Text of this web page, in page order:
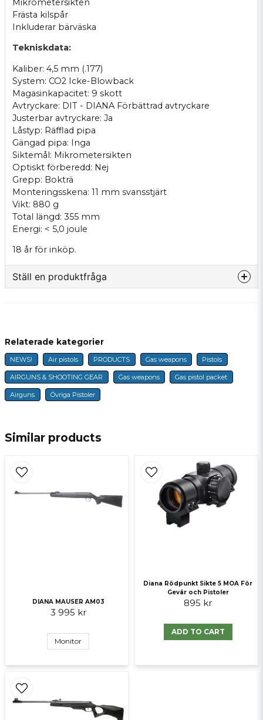
Mikrometersikten
Frästa kilspår
Inkluderar bärväska
Tekniskdata:
Kaliber: 4,5 mm (.177)
System: CO2 Icke-Blowback
Magasinkapacitet: 9 skott
Avtryckare: DIT - DIANA Förbättrad avtryckare
Justerbar avtryckare: Ja
Låstyp: Räfflad pipa
Gängad pipa: Inga
Siktemål: Mikrometersikten
Optiskt förberedd: Nej
Grepp: Bokträ
Monteringsskena: 11 mm svansstjärt
Vikt: 880 g
Total längd: 355 mm
Energi: < 5,0 joule
18 år för inköp.
Ställ en produktfråga
name
Name
Ja, ni får publicera min fråga
Send question
Similar products
DIANA MAUSER AM03
3 995 kr
Monitor
Diana Rödpunkt Sikte 5 MOA För
Gevär och Pistoler
895 kr
ADD TO CART
Relaterade kategorier
NEWS! Air pistols PRODUCTS Gas weapons Pistols
AIRGUNS & SHOOTING GEAR Gas weapons Gas pistol packet
Airguns Övriga Pistoler